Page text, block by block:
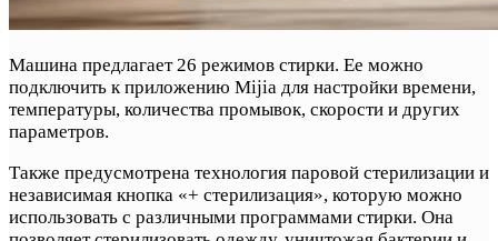
Машина предлагает 26 режимов стирки. Ее можно
подключить к приложению Mijia для настройки времени,
температуры, количества промывок, скорости и других
параметров.
Также предусмотрена технология паровой стерилизации и
независимая кнопка «+ стерилизация», которую можно
использовать с различными программами стирки. Она